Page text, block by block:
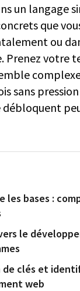
un langage
que
ou
Prenez votre
sans
débloquent
les bases :
le
de clés et
web